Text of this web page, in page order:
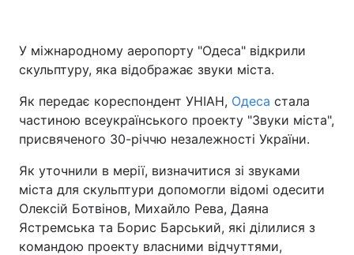
У міжнародному аеропорту "Одеса" відкрили
скульптуру, яка відображає звуки міста.
Як передає кореспондент УНІАН, Одеса стала
частиною всеукраїнського проекту "Звуки міста",
присвяченого 30-річчю незалежності України.
Як уточнили в мерії, визначитися зі звуками
міста для скульптури допомогли відомі одесити
Олексій Ботвінов, Михайло Рева, Даяна
Ястремська та Борис Барський, які ділилися з
командою проекту власними відчуттями,